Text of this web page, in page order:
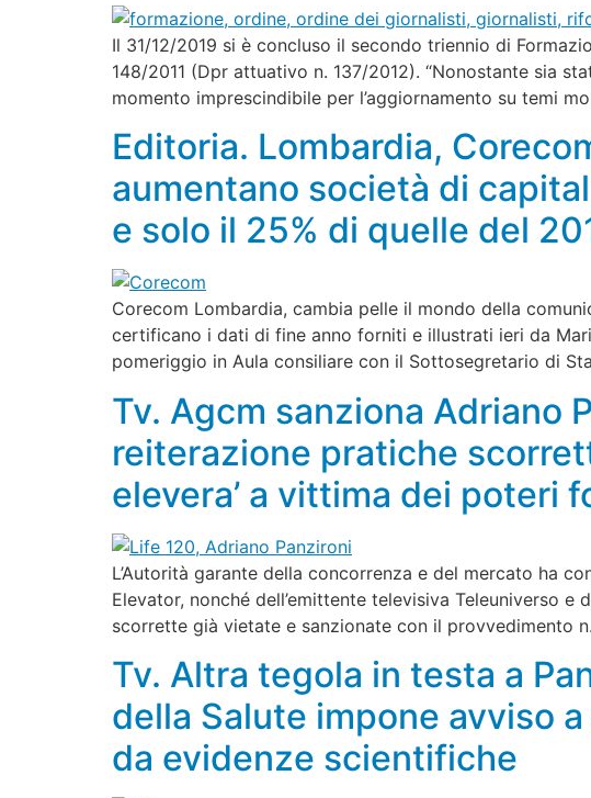
Il 31/12/2019 si è concluso il secondo triennio di
148/2011 (Dpr attuativo n. 137/2012). “Nonostante sia
momento imprescindibile per l’aggiornamento su temi
Editoria. Lombardia,
aumentano società di
e solo il 25% di quelle del
Corecom Lombardia, cambia pelle il mondo della
certificano i dati di fine anno forniti e illustrati ieri da
pomeriggio in Aula consiliare con il Sottosegretario di
Tv. Agcm sanziona Adriano
reiterazione pratiche
elevera’ a vittima dei poteri
L’Autorità garante della concorrenza e del mercato ha
Elevator, nonché dell’emittente televisiva Teleuniverso
scorrette già vietate e sanzionate con il provvedimento
Tv. Altra tegola in testa a
della Salute impone avviso
da evidenze scientifiche